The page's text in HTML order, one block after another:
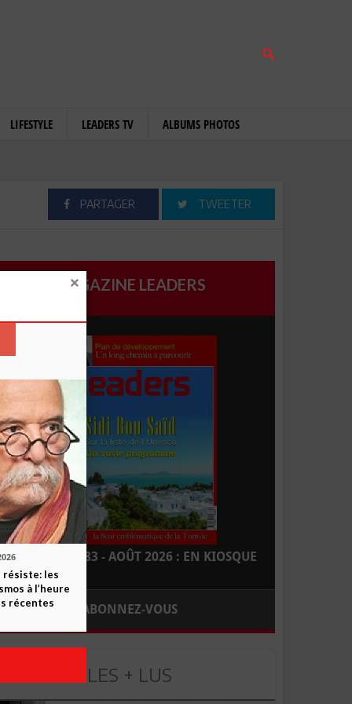
LIFESTYLE LEADERS TV ALBUMS PHOTOS
PARTAGER TWEETER
MAGAZINE LEADERS
LEADERS N° 183 - AOÛT 2026 : EN KIOSQUE
ABONNEZ-VOUS
LES + LUS
résiste: les
à l’heure
récentes